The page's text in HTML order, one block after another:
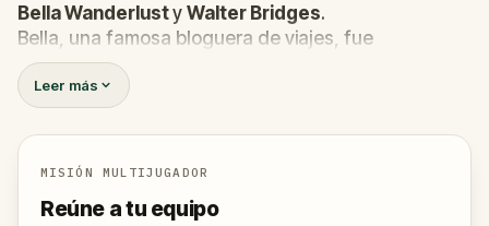
Bella Wanderlusty Walter Bridges.
Bella, una famosa bloguera de viajes, fue
encontrada
fantasmas dirigida por el teatral
Ahora, depende de ti descubrir la verdad.
¿Fue Walter, el novio obsesionado? ¿Percy, el guía
turístico fantasma con un don para lo dramático? ¿O
🔎Reúne pistas, interroga a los sospechosos y
Leer más
MISIÓN MULTIJUGADOR
Reúne a tu equipo